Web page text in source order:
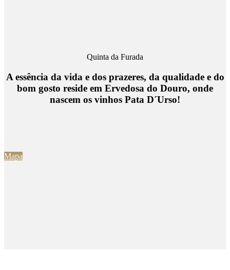
Quinta da Furada
A essência da vida e dos prazeres, da qualidade e do
bom gosto reside em Ervedosa do Douro, onde
nascem os vinhos Pata D´Urso!
Mapa